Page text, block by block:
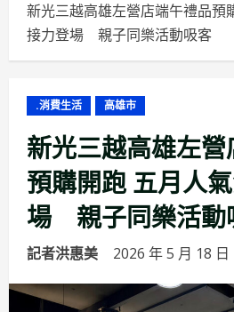
新光三越高雄左營店端午禮品預
接力登場 親子同樂活動吸客
.消費生活 高雄市
新光三越高雄左
預購開跑 五月人
場 親子同樂活動
記者洪惠美 2026 年 5 月 18 日